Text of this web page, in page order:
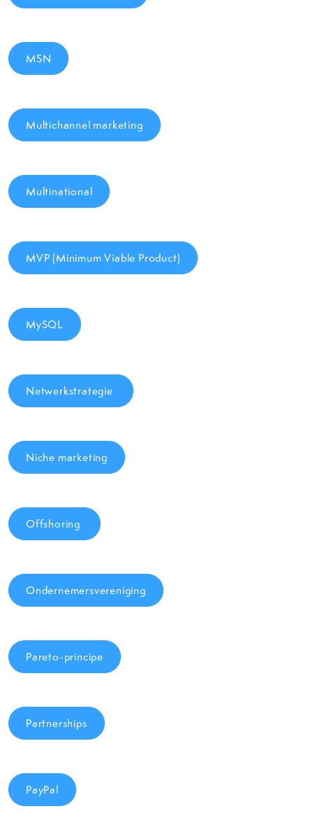
MSN
Multichannel marketing
Multinational
MVP (Minimum Viable Product)
MySQL
Netwerkstrategie
Niche marketing
Offshoring
Ondernemersvereniging
Pareto-principe
Partnerships
PayPal